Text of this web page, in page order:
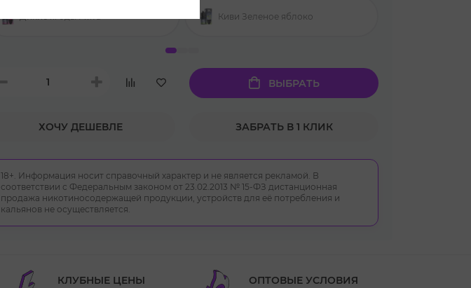
Киви Зеленое яблоко
ВЫБРАТЬ
ХОЧУ ДЕШЕВЛЕ ЗАБРАТЬ В 1 КЛИК
18+. Информация носит справочный характер и не является рекламой. В
соответствии с Федеральным законом от 23.02.2013 № 15-ФЗ дистанционная
продажа никотиносодержащей продукции, устройств для её потребления и
кальянов не осуществляется.
КЛУБНЫЕ ЦЕНЫ
ОПТОВЫЕ УСЛОВИЯ